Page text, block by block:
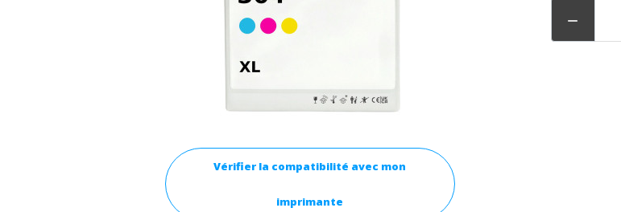
Vérifier la compatibilité avec mon
imprimante
